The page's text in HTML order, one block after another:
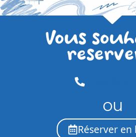
Vous
ou
Réserver en